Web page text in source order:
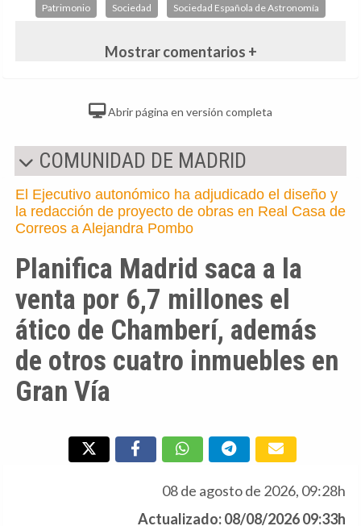
Patrimonio Sociedad Sociedad Española de Astronomía
Mostrar comentarios +
Abrir página en versión completa
COMUNIDAD DE MADRID
El Ejecutivo autonómico ha adjudicado el diseño y
la redacción de proyecto de obras en Real Casa de
Correos a Alejandra Pombo
Planifica Madrid saca a la
venta por 6,7 millones el
ático de Chamberí, además
de otros cuatro inmuebles en
Gran Vía
08 de agosto de 2026, 09:28h
Actualizado: 08/08/2026 09:33h